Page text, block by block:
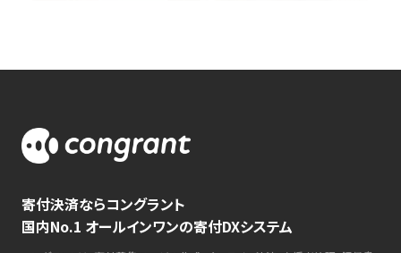
寄付決済ならコングラント
国内No.1 オールインワンの寄付DXシステム